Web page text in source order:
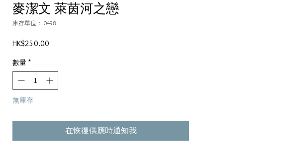
麥潔文 萊茵河之戀
庫存單位： 0498
HK$250.00
數量 *
無庫存
在恢復供應時通知我